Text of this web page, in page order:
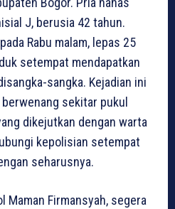
J, berusia 42 tahun.
Rabu malam, lepas 25
setempat mendapatkan
sangka. Kejadian ini
sekitar pukul
dikejutkan dengan warta
kepolisian setempat
seharusnya.
Maman Firmansyah, segera